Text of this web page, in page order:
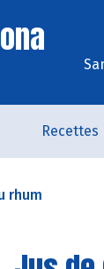
Recettes
rhum